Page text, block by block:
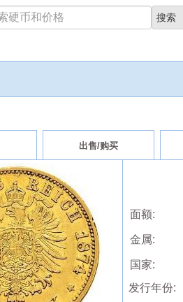
出售/购买
面额:
金属:
国家:
发行年份: